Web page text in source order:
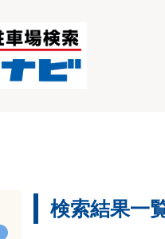
検索結果一